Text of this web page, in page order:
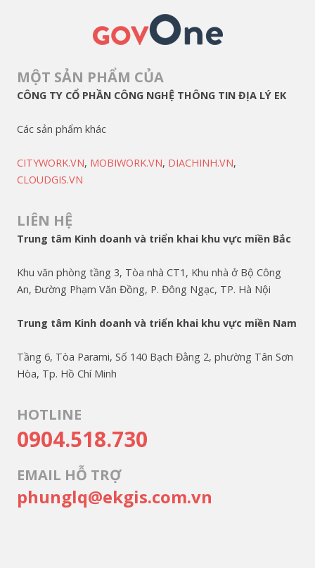
MỘT SẢN PHẨM CỦA
CÔNG TY CỔ PHẦN CÔNG NGHỆ THÔNG TIN ĐỊA LÝ EK
Các sản phẩm khác
CITYWORK.VN, MOBIWORK.VN, DIACHINH.VN,
CLOUDGIS.VN
LIÊN HỆ
Trung tâm Kinh doanh và triển khai khu vực miền Bắc
Khu văn phòng tầng 3, Tòa nhà CT1, Khu nhà ở Bộ Công
An, Đường Phạm Văn Đồng, P. Đông Ngạc, TP. Hà Nội
Trung tâm Kinh doanh và triển khai khu vực miền Nam
Tầng 6, Tòa Parami, Số 140 Bạch Đằng 2, phường Tân Sơn
Hòa, Tp. Hồ Chí Minh
HOTLINE
0904.518.730
EMAIL HỖ TRỢ
phunglq@ekgis.com.vn